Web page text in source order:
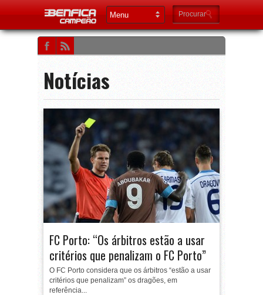
Notícias
FC Porto: “Os árbitros estão a usar
critérios que penalizam o FC Porto”
O FC Porto considera que os árbitros “estão a usar
critérios que penalizam” os dragões, em
referência...